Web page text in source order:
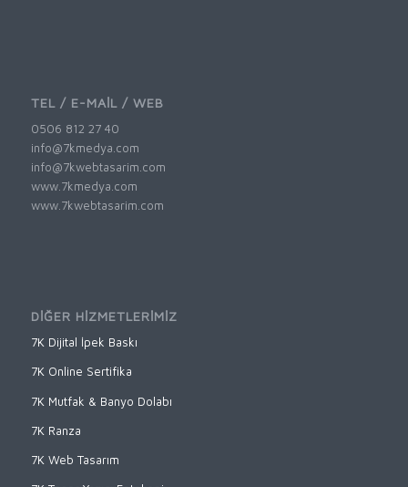
TEL / E-MAİL / WEB
0506 812 27 40
info@7kmedya.com
info@7kwebtasarim.com
www.7kmedya.com
www.7kwebtasarim.com
DİĞER HİZMETLERİMİZ
7K Dijital İpek Baskı
7K Online Sertifika
7K Mutfak & Banyo Dolabı
7K Ranza
7K Web Tasarım